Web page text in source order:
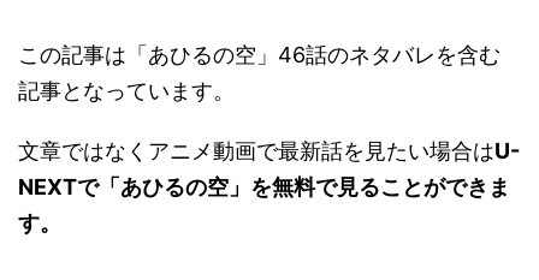
この記事は「あひるの空」46話のネタバレを含む
記事となっています。
文章ではなくアニメ動画で最新話を見たい場合はU-
NEXTで「あひるの空」を無料で見ることができま
す。